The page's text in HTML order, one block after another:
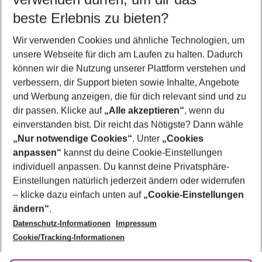
5-8 Nächte
2 Erwachsene Keine Kinder
Mehr Filter anzeigen
Footer
Footer navigation
Über uns
AGB
Bestpreisgarantie
Cookie-Einstellungen ändern
Cookie-Richtlinie
Agenturbetreuung
Barrierefreies Reisen
Folge uns
beste Erlebnis zu bieten?
Wir verwenden Cookies und ähnliche Technologien, um
unsere Webseite für dich am Laufen zu halten. Dadurch
können wir die Nutzung unserer Plattform verstehen und
verbessern, dir Support bieten sowie Inhalte, Angebote
und Werbung anzeigen, die für dich relevant sind und zu
dir passen. Klicke auf „Alle akzeptieren“, wenn du
einverstanden bist. Dir reicht das Nötigste? Dann wähle
„Nur notwendige Cookies“. Unter „Cookies
anpassen“ kannst du deine Cookie-Einstellungen
individuell anpassen. Du kannst deine Privatsphäre-
Einstellungen natürlich jederzeit ändern oder widerrufen
– klicke dazu einfach unten auf „Cookie-Einstellungen
ändern“.
Datenschutz-Informationen
Impressum
Cookie/Tracking-Informationen